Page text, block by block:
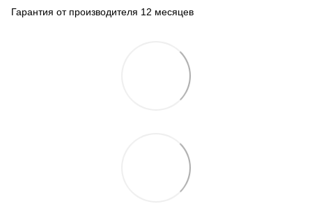
Гарантия от производителя 12 месяцев